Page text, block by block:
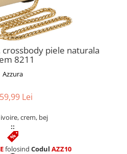
piele naturala
8211
Azzura
Lei
ivoire, crem, bej
::
folosind Codul AZZ10